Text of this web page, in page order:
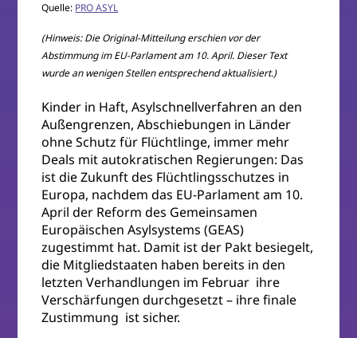
Quelle: PRO ASYL
(Hinweis: Die Original-Mitteilung erschien vor der
Abstimmung im EU-Parlament am 10. April. Dieser Text
wurde an wenigen Stellen entsprechend aktualisiert.)
Kinder in Haft, Asylschnellverfahren an den
Außengrenzen, Abschiebungen in Länder
ohne Schutz für Flüchtlinge, immer mehr
Deals mit autokratischen Regierungen: Das
ist die Zukunft des Flüchtlingsschutzes in
Europa, nachdem das EU-Parlament am 10.
April der Reform des Gemeinsamen
Europäischen Asylsystems (GEAS)
zugestimmt hat. Damit ist der Pakt besiegelt,
die Mitgliedstaaten haben bereits in den
letzten Verhandlungen im Februar ihre
Verschärfungen durchgesetzt – ihre finale
Zustimmung ist sicher.